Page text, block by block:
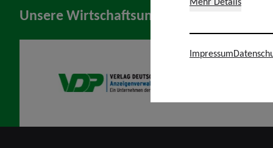
Unsere Wirtschaftsunternehmen
VDP AV
Impressum